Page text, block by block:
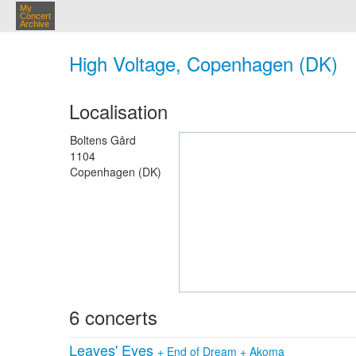
My
Concert
Archive
High Voltage, Copenhagen (DK)
Localisation
Boltens Gård
1104
Copenhagen (DK)
6 concerts
Leaves' Eyes + End of Dream + Akoma